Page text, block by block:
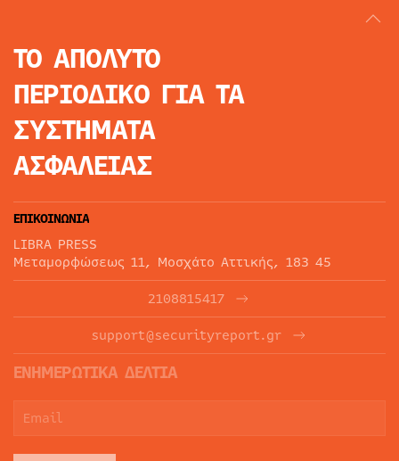
ΤΟ ΑΠΟΛΥΤΟ
ΠΕΡΙΟΔΙΚΟ ΓΙΑ ΤΑ
ΣΥΣΤΗΜΑΤΑ
ΑΣΦΑΛΕΙΑΣ
ΕΠΙΚΟΙΝΩΝΙΑ
LIBRA PRESS
Μεταμορφώσεως 11, Μοσχάτο Αττικής, 183 45
2108815417
support@securityreport.gr
ΕΝΗΜΕΡΩΤΙΚΑ ΔΕΛΤΙΑ